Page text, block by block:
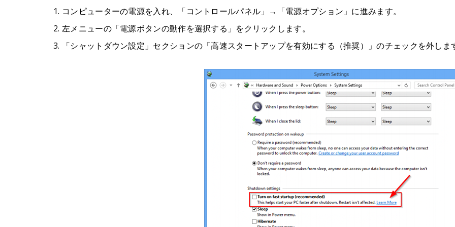
コンピューターの電源を入れ、「コントロールパネル」→「電源オプション」に進みます。
左メニューの「電源ボタンの動作を選択する」をクリックします。
「シャットダウン設定」セクションの「高速スタートアップを有効にする（推奨）」のチェックを外しま